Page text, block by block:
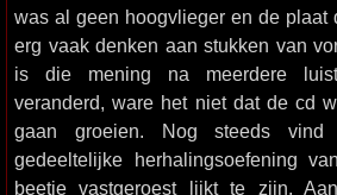
was al geen hoogvlieger en de plaat
erg vaak denken aan stukken van
is die mening na meerdere
veranderd, ware het niet dat de cd
gaan groeien. Nog steeds
gedeeltelijke herhalingsoefening
beetje vastgeroest lijkt te zijn.